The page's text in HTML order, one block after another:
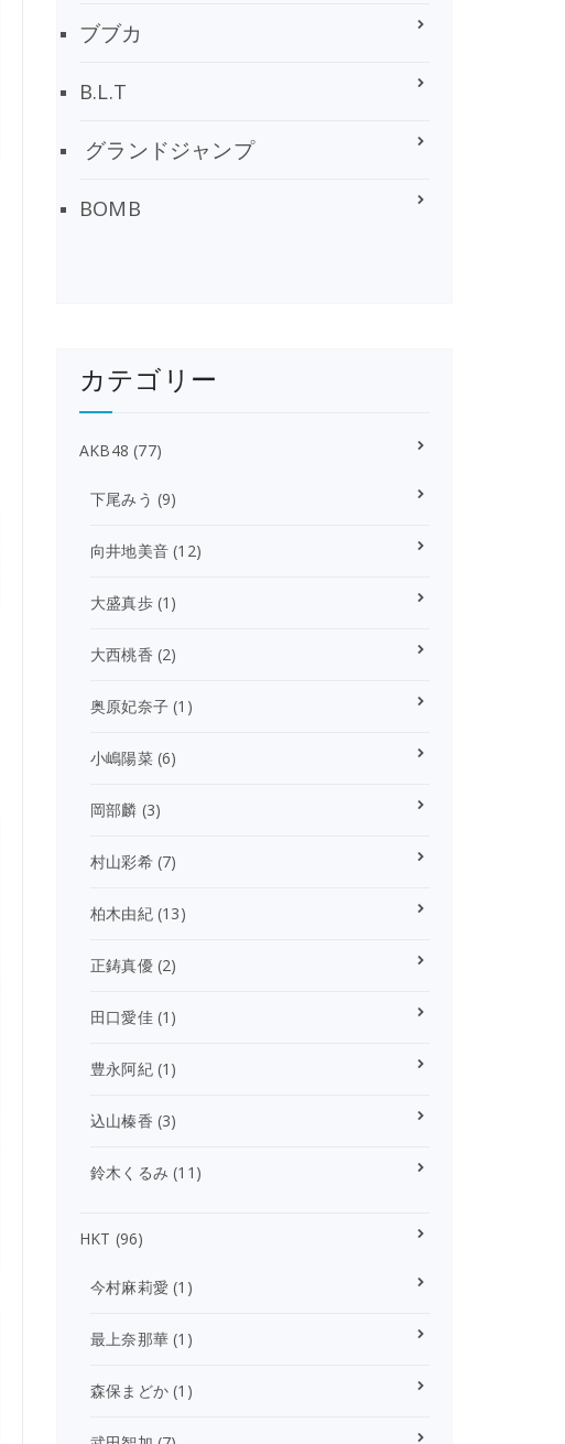
ブブカ
B.L.T
グランドジャンプ
BOMB
カテゴリー
AKB48 (77)
下尾みう (9)
向井地美音 (12)
大盛真歩(1)
大西桃香 (2)
奥原妃奈子 (1)
小嶋陽菜(6)
岡部麟 (3)
村山彩希(7)
柏木由紀(13)
正鋳真優(2)
田口愛佳(1)
豊永阿紀(1)
込山榛香 (3)
鈴木くるみ (11)
HKT (96)
今村麻莉愛 (1)
最上奈那華 (1)
森保まどか (1)